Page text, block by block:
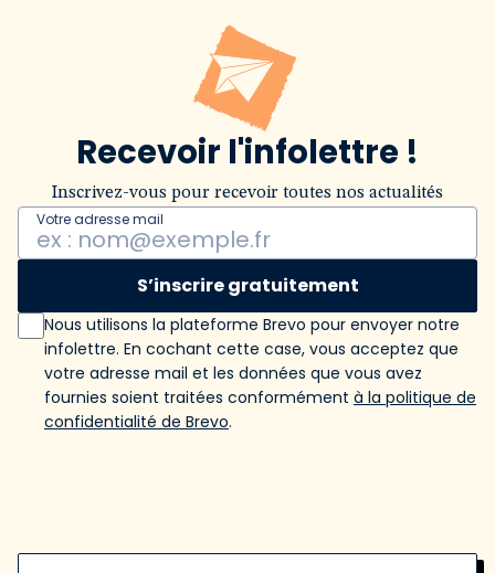
Recevoir l'infolettre !
Inscrivez-vous pour recevoir toutes nos actualités
Votre adresse mail
S’inscrire gratuitement
Nous utilisons la plateforme Brevo pour envoyer notre
infolettre. En cochant cette case, vous acceptez que
votre adresse mail et les données que vous avez
fournies soient traitées conformément à la politique de
confidentialité de Brevo.